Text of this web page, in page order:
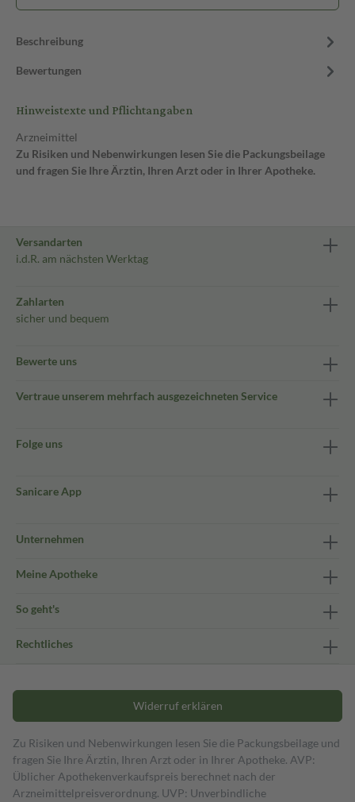
Beschreibung
Bewertungen
Hinweistexte und Pflichtangaben
Arzneimittel
Zu Risiken und Nebenwirkungen lesen Sie die Packungsbeilage
und fragen Sie Ihre Ärztin, Ihren Arzt oder in Ihrer Apotheke.
Versandarten
i.d.R. am nächsten Werktag
Zahlarten
sicher und bequem
Bewerte uns
Vertraue unserem mehrfach ausgezeichneten Service
Folge uns
Sanicare App
Unternehmen
Meine Apotheke
So geht's
Rechtliches
Widerruf erklären
Zu Risiken und Nebenwirkungen lesen Sie die Packungsbeilage und
fragen Sie Ihre Ärztin, Ihren Arzt oder in Ihrer Apotheke. AVP:
Üblicher Apothekenverkaufspreis berechnet nach der
Arzneimittelpreisverordnung. UVP: Unverbindliche